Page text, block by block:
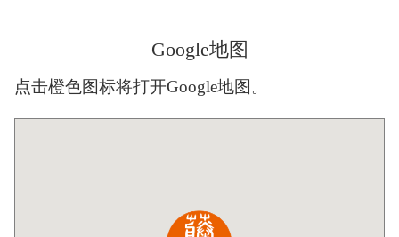
Google地图
点击橙色图标将打开Google地图。